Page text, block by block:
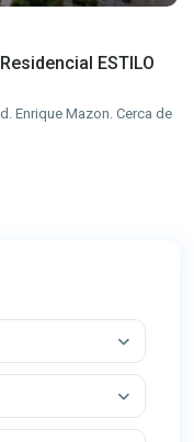
ESTILO
Enrique Mazon. Cerca de